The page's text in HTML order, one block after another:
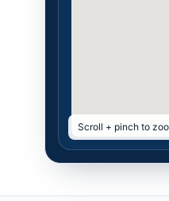
Scroll + pinch to